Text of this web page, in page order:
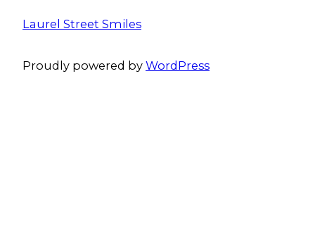
Laurel Street Smiles
Proudly powered by WordPress